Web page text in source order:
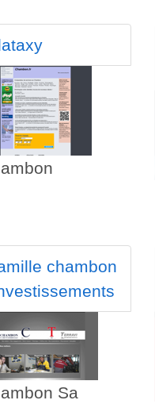
chambon
Sa